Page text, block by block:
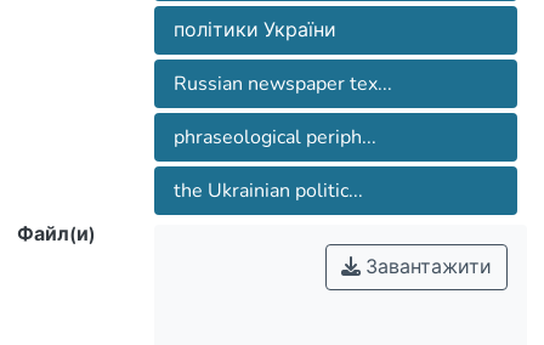
політики України
Russian newspaper tex...
phraseological periph...
the Ukrainian politic...
Файл(и)
Завантажити